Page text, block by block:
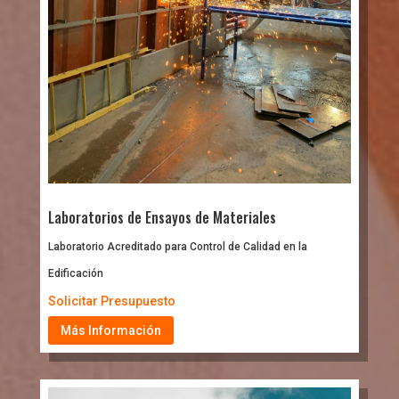
Laboratorios de Ensayos de Materiales
Laboratorio Acreditado para Control de Calidad en la
Edificación
Solicitar Presupuesto
Más Información